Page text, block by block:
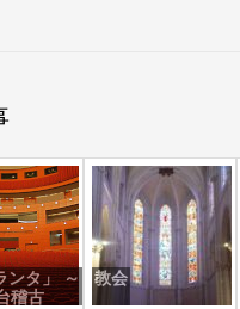
ンタ」 ～
稽古
教会